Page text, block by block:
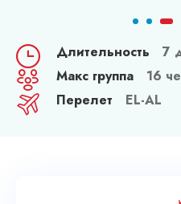
Длительность
7
Макс группа
16
Перелет
EL-AL